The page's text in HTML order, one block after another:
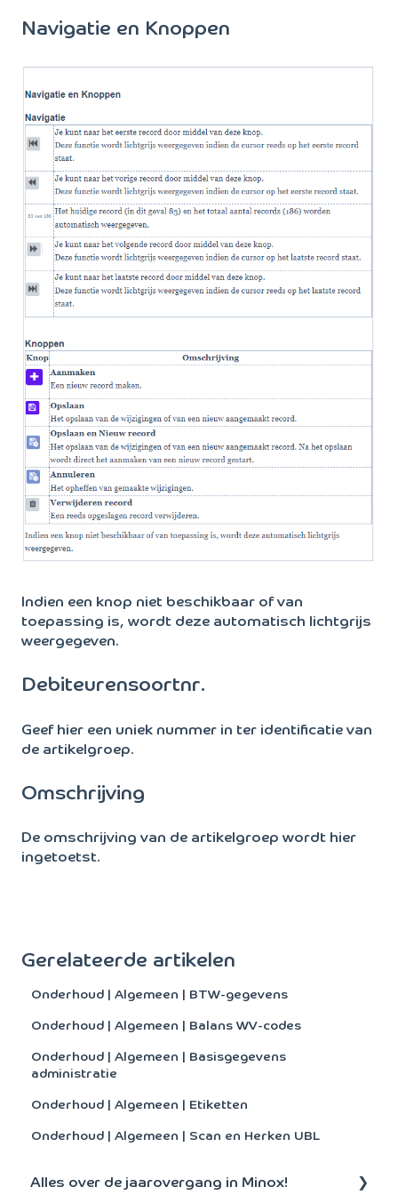
Navigatie en Knoppen
Indien een knop niet beschikbaar of van
toepassing is, wordt deze automatisch lichtgrijs
weergegeven.
Debiteurensoortnr.
Geef hier een uniek nummer in ter identificatie van
de artikelgroep.
Omschrijving
De omschrijving van de artikelgroep wordt hier
ingetoetst.
Gerelateerde artikelen
Onderhoud | Algemeen | BTW-gegevens
Onderhoud | Algemeen | Balans WV-codes
Onderhoud | Algemeen | Basisgegevens
administratie
Onderhoud | Algemeen | Etiketten
Onderhoud | Algemeen | Scan en Herken UBL
Alles over de jaarovergang in Minox!